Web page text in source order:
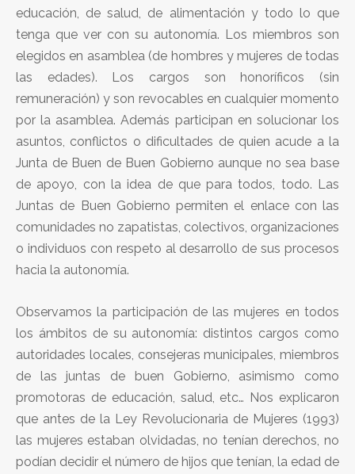
educación, de salud, de alimentación y todo lo que
tenga que ver con su autonomía. Los miembros son
elegidos en asamblea (de hombres y mujeres de todas
las edades). Los cargos son honoríficos (sin
remuneración) y son revocables en cualquier momento
por la asamblea. Además participan en solucionar los
asuntos, conflictos o dificultades de quien acude a la
Junta de Buen de Buen Gobierno aunque no sea base
de apoyo, con la idea de que para todos, todo. Las
Juntas de Buen Gobierno permiten el enlace con las
comunidades no zapatistas, colectivos, organizaciones
o individuos con respeto al desarrollo de sus procesos
hacia la autonomía.
Observamos la participación de las mujeres en todos
los ámbitos de su autonomía: distintos cargos como
autoridades locales, consejeras municipales, miembros
de las juntas de buen Gobierno, asimismo como
promotoras de educación, salud, etc… Nos explicaron
que antes de la Ley Revolucionaria de Mujeres (1993)
las mujeres estaban olvidadas, no tenían derechos, no
podían decidir el número de hijos que tenían, la edad de